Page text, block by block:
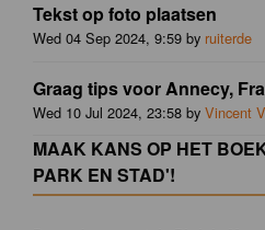
Tekst op foto plaatsen
Wed 04 Sep 2024, 9:59 by ruiterde
Graag tips voor Annecy,
Wed 10 Jul 2024, 23:58 by Vincent
MAAK KANS OP HET
PARK EN STAD'!